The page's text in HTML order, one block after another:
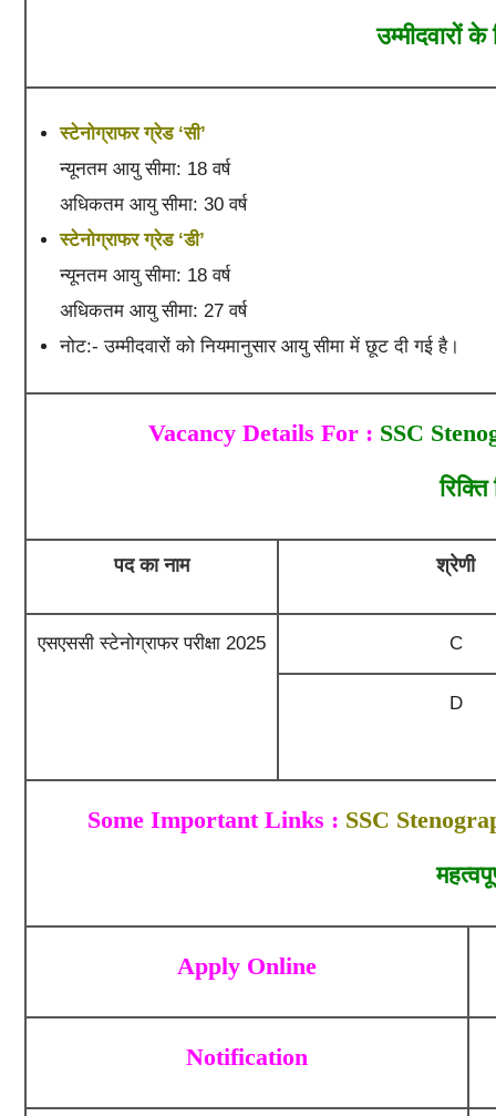
उम्मीदवारों
स्टेनोग्राफर ग्रेड ‘सी’
न्यूनतम आयु सीमा: 18 वर्ष
अधिकतम आयु सीमा: 30 वर्ष
स्टेनोग्राफर ग्रेड ‘डी’
न्यूनतम आयु सीमा: 18 वर्ष
अधिकतम आयु सीमा: 27 वर्ष
नोट:- उम्मीदवारों को नियमानुसार आयु सीमा में छूट दी गई है।
Vacancy Details For : SSC
पद का नाम श्रेणी
एसएससी स्टेनोग्राफर परीक्षा 2025 C
D
Some Important Links : SSC
Apply Online
Notification